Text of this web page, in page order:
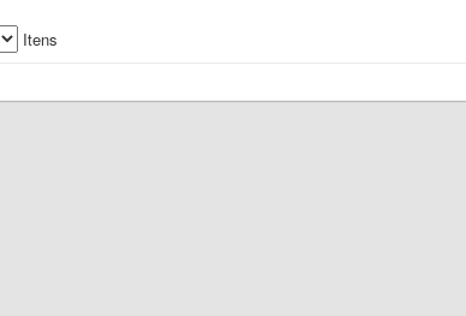
Itens